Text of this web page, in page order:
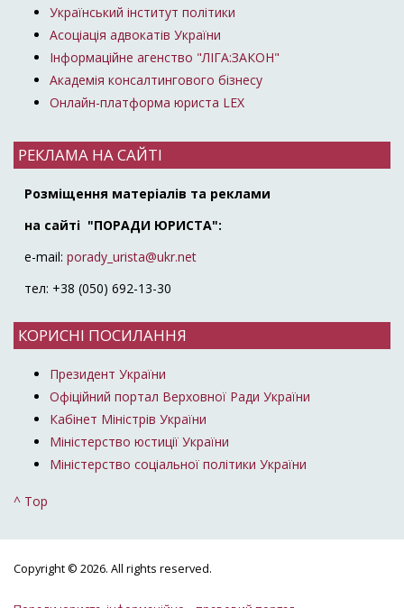
Український інститут політики
Асоціація адвокатів України
Інформаційне агенство "ЛІГА:ЗАКОН"
Академія консалтингового бізнесу
Онлайн-платформа юриста LEX
РЕКЛАМА НА САЙТІ
Розміщення матеріалів та реклами
на сайті "ПОРАДИ ЮРИСТА":
e-mail: porady_urista@ukr.net
тел: +38 (050) 692-13-30
КОРИСНІ ПОСИЛАННЯ
Президент України
Офіційний портал Верховної Ради України
Кабінет Міністрів України
Міністерство юстиції України
Міністерство соціальної політики України
^ Top
Copyright © 2026. All rights reserved.